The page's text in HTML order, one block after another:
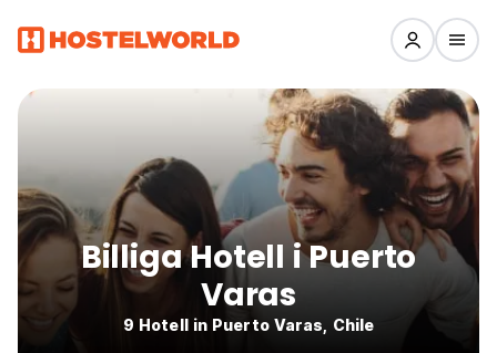
Billiga Hotell i Puerto
Varas
9 Hotell in Puerto Varas, Chile